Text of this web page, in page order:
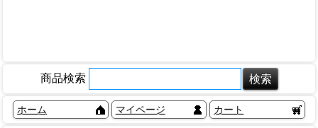
商品検索
ホーム マイページ カート